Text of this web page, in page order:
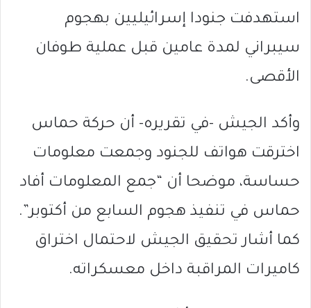
استهدفت جنودا إسرائيليين بهجوم
سيبراني لمدة عامين قبل عملية طوفان
الأقصى.
وأكد الجيش -في تقريره- أن حركة حماس
اخترقت هواتف للجنود وجمعت معلومات
حساسة، موضحا أن “جمع المعلومات أفاد
حماس في تنفيذ هجوم السابع من أكتوبر”.
كما أشار تحقيق الجيش لاحتمال اختراق
كاميرات المراقبة داخل معسكراته.